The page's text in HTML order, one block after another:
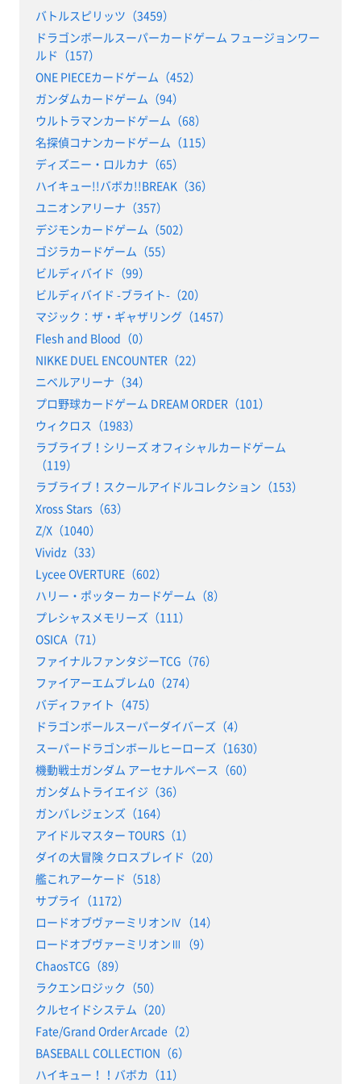
バトルスピリッツ（3459）
ドラゴンボールスーパーカードゲーム フュージョンワー
ルド（157）
ONE PIECEカードゲーム（452）
ガンダムカードゲーム（94）
ウルトラマンカードゲーム（68）
名探偵コナンカードゲーム（115）
ディズニー・ロルカナ（65）
ハイキュー!!バボカ!!BREAK（36）
ユニオンアリーナ（357）
デジモンカードゲーム（502）
ゴジラカードゲーム（55）
ビルディバイド（99）
ビルディバイド -ブライト-（20）
マジック：ザ・ギャザリング（1457）
Flesh and Blood（0）
NIKKE DUEL ENCOUNTER（22）
ニベルアリーナ（34）
プロ野球カードゲーム DREAM ORDER（101）
ウィクロス（1983）
ラブライブ！シリーズ オフィシャルカードゲーム
（119）
ラブライブ！スクールアイドルコレクション（153）
Xross Stars（63）
Z/X（1040）
Vividz（33）
Lycee OVERTURE（602）
ハリー・ポッター カードゲーム（8）
プレシャスメモリーズ（111）
OSICA（71）
ファイナルファンタジーTCG（76）
ファイアーエムブレム0（274）
バディファイト（475）
ドラゴンボールスーパーダイバーズ（4）
スーパードラゴンボールヒーローズ（1630）
機動戦士ガンダム アーセナルベース（60）
ガンダムトライエイジ（36）
ガンバレジェンズ（164）
アイドルマスター TOURS（1）
ダイの大冒険 クロスブレイド（20）
艦これアーケード（518）
サプライ（1172）
ロードオブヴァーミリオンⅣ（14）
ロードオブヴァーミリオンⅢ（9）
ChaosTCG（89）
ラクエンロジック（50）
クルセイドシステム（20）
Fate/Grand Order Arcade（2）
BASEBALL COLLECTION（6）
ハイキュー！！バボカ（11）